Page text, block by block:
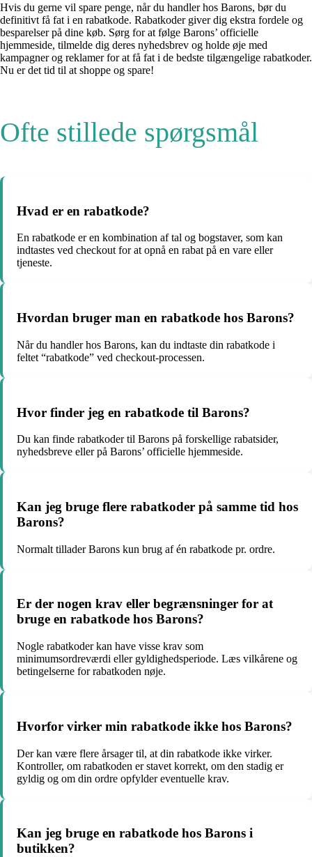
Hvis du gerne vil spare penge, når du handler hos Barons, bør du
definitivt få fat i en rabatkode. Rabatkoder giver dig ekstra fordele og
besparelser på dine køb. Sørg for at følge Barons’ officielle
hjemmeside, tilmelde dig deres nyhedsbrev og holde øje med
kampagner og reklamer for at få fat i de bedste tilgængelige rabatkoder.
Nu er det tid til at shoppe og spare!
Ofte stillede spørgsmål
Hvad er en rabatkode?
En rabatkode er en kombination af tal og bogstaver, som kan
indtastes ved checkout for at opnå en rabat på en vare eller
tjeneste.
Hvordan bruger man en rabatkode hos Barons?
Når du handler hos Barons, kan du indtaste din rabatkode i
feltet “rabatkode” ved checkout-processen.
Hvor finder jeg en rabatkode til Barons?
Du kan finde rabatkoder til Barons på forskellige rabatsider,
nyhedsbreve eller på Barons’ officielle hjemmeside.
Kan jeg bruge flere rabatkoder på samme tid hos
Barons?
Normalt tillader Barons kun brug af én rabatkode pr. ordre.
Er der nogen krav eller begrænsninger for at
bruge en rabatkode hos Barons?
Nogle rabatkoder kan have visse krav som
minimumsordreværdi eller gyldighedsperiode. Læs vilkårene og
betingelserne for rabatkoden nøje.
Hvorfor virker min rabatkode ikke hos Barons?
Der kan være flere årsager til, at din rabatkode ikke virker.
Kontroller, om rabatkoden er stavet korrekt, om den stadig er
gyldig og om din ordre opfylder eventuelle krav.
Kan jeg bruge en rabatkode hos Barons i
butikken?